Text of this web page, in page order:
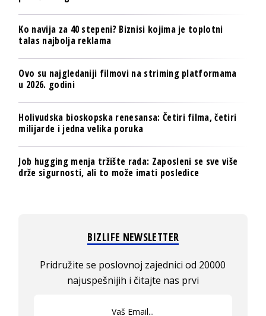
Ko navija za 40 stepeni? Biznisi kojima je toplotni
talas najbolja reklama
Ovo su najgledaniji filmovi na striming platformama
u 2026. godini
Holivudska bioskopska renesansa: Četiri filma, četiri
milijarde i jedna velika poruka
Job hugging menja tržište rada: Zaposleni se sve više
drže sigurnosti, ali to može imati posledice
BIZLIFE NEWSLETTER
Pridružite se poslovnoj zajednici od 20000
najuspešnijih i čitajte nas prvi